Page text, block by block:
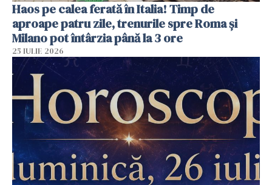
Haos pe calea ferată în Italia! Timp de
aproape patru zile, trenurile spre Roma și
Milano pot întârzia până la 3 ore
25 IULIE 2026